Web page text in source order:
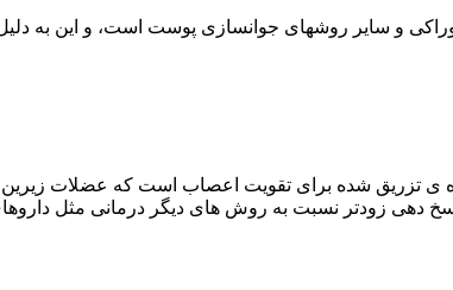
و سایر روشهای جوانسازی پوست است، و این به
تزریق شده برای تقویت اعصاب است که عضلات
زودتر نسبت به روش ‌های دیگر درمانی مثل